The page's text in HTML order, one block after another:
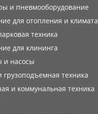
и пневмооборудование
для отопления и климата
техника
для клининга
и насосы
грузоподъемная техника
и коммунальная техника